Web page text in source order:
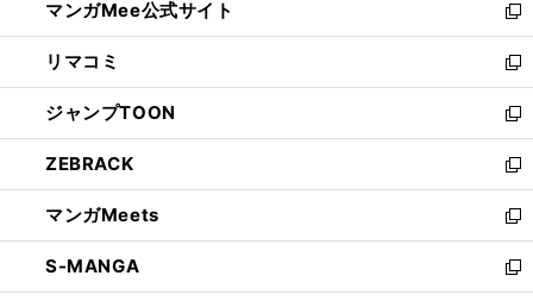
く
ド
ウ
で
開
く
ィ
ン
ド
ウ
で
開
く
い
ウ
ィ
ン
ド
ウ
で
開
く
マンガMee公式サイト
新
し
い
ウ
ィ
ン
ド
ウ
で
開
く
リマコミ
新
し
い
ウ
ィ
ン
ド
ウ
で
開
ジャンプTOON
新
し
い
ウ
ィ
ン
ド
ウ
ZEBRACK
新
し
い
ウ
ィ
ン
マンガMeets
新
し
い
ウ
S-MANGA
新
し